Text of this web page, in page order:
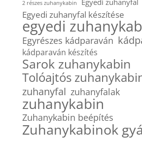
2 részes zuhanykabin
Egyedi zuhanyfal készítése
egyedi
Egyrészes kádparaván
kádparaván készítés
Sarok zuhanykabin
Tolóajtós
zuhanyfal zuhanyfalak
zuhanykabin
Zuhanykabin beépítés
Zuhanykabinok